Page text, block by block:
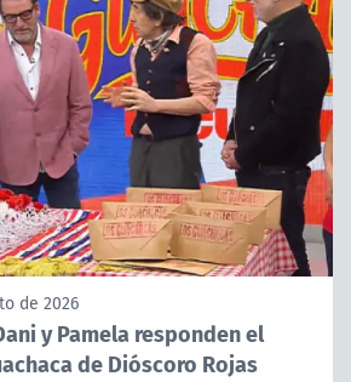
de 2026
y Pamela responden el
de Dióscoro Rojas